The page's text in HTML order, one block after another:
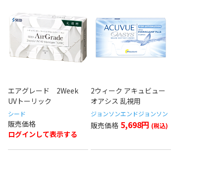
エアグレード 2Week
UVトーリック
シード
ログインして表示する
2ウィーク アキュビュー
オアシス 乱視用
ジョンソンエンドジョンソン
5,698円